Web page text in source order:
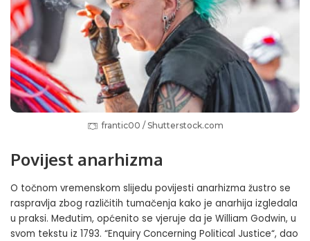
frantic00 / Shutterstock.com
Povijest anarhizma
O točnom vremenskom slijedu povijesti anarhizma žustro se
raspravlja zbog različitih tumačenja kako je anarhija izgledala
u praksi. Međutim, općenito se vjeruje da je William Godwin, u
svom tekstu iz 1793. “Enquiry Concerning Political Justice“, dao